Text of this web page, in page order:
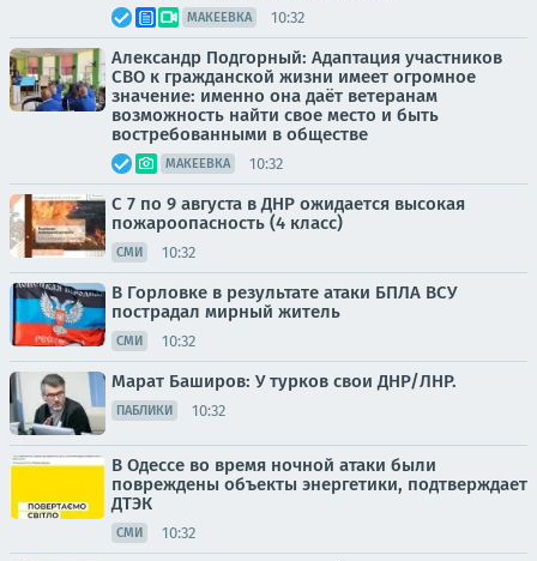
МАКЕЕВКА 10:32
Александр Подгорный: Адаптация участников
СВО к гражданской жизни имеет огромное
значение: именно она даёт ветеранам
возможность найти свое место и быть
востребованными в обществе
МАКЕЕВКА 10:32
С 7 по 9 августа в ДНР ожидается высокая
пожароопасность (4 класс)
СМИ 10:32
В Горловке в результате атаки БПЛА ВСУ
пострадал мирный житель
СМИ 10:32
Марат Баширов: У турков свои ДНР/ЛНР.
ПАБЛИКИ 10:32
В Одессе во время ночной атаки были
повреждены объекты энергетики, подтверждает
ДТЭК
СМИ 10:32